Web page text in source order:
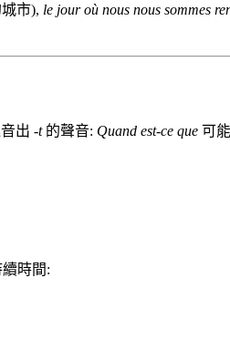
市), le jour où nous nous sommes
出 -t的聲音: Quand est-ce que 可
時間: